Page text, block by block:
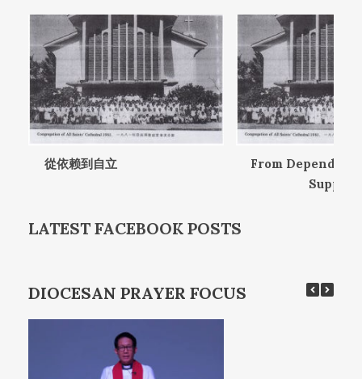
從依赖到自立
From
Support
LATEST FACEBOOK POSTS
DIOCESAN PRAYER FOCUS